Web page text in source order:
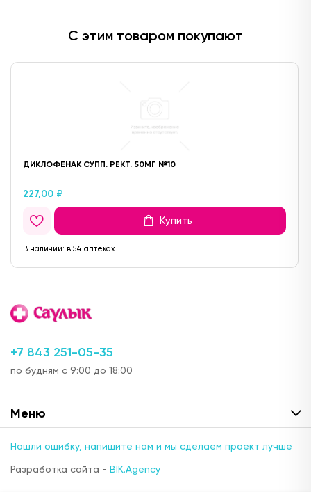
С этим товаром покупают
ДИКЛОФЕНАК СУПП. РЕКТ. 50МГ №10
227,00 ₽
Купить
В наличии: в 54 аптеках
+7 843 251-05-35
по будням с 9:00 до 18:00
Меню
Нашли ошибку, напишите нам и мы сделаем проект лучше
Разработка сайта - BIK.Agency